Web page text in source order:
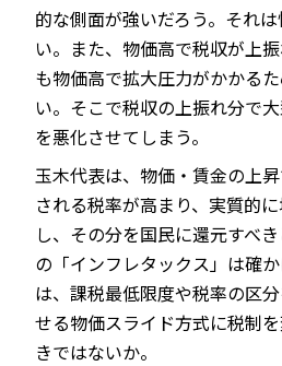
的な側面が強いだろう。それ
い。また、物価高で税収が上
も物価高で拡大圧力がかかる
い。そこで税収の上振れ分で
を悪化させてしまう。
玉木代表は、物価・賃金の上
される税率が高まり、実質的
し、その分を国民に還元すべ
の「インフレタックス」は確
は、課税最低限度や税率の区
せる物価スライド方式に税制
きではないか。